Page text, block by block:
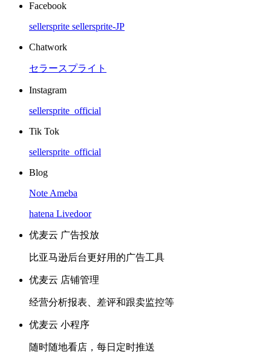
Facebook
sellersprite sellersprite-JP
Chatwork
セラースプライト
Instagram
sellersprite_official
Tik Tok
sellersprite_official
Blog
Note Ameba
hatena Livedoor
优麦云 广告投放
比亚马逊后台更好用的广告工具
优麦云 店铺管理
经营分析报表、差评和跟卖监控等
优麦云 小程序
随时随地看店，每日定时推送